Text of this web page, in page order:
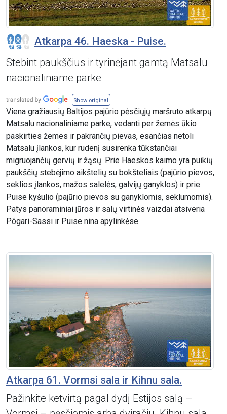
Atkarpa 46. Haeska - Puise.
Stebint paukščius ir tyrinėjant gamtą Matsalu
nacionaliniame parke
Show original
Viena gražiausių Baltijos pajūrio pėsčiųjų maršruto atkarpų
Matsalu nacionaliniame parke, vedanti per žemės ūkio
paskirties žemes ir pakrančių pievas, esančias netoli
Matsalu įlankos, kur rudenį susirenka tūkstančiai
migruojančių gervių ir žąsų. Prie Haeskos kaimo yra puikių
paukščių stebėjimo aikštelių su bokšteliais (pajūrio pievos,
seklios įlankos, mažos salelės, galvijų ganyklos) ir prie
Puise kyšulio (pajūrio pievos su ganyklomis, seklumomis).
Patys panoraminiai jūros ir salų virtinės vaizdai atsiveria
Põgari-Sassi ir Puise nina apylinkėse.
Atkarpa 61. Vormsi sala ir Kihnu sala.
Pažinkite ketvirtą pagal dydį Estijos salą –